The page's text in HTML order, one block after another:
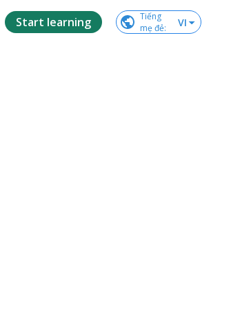
Start learning
Tiếng
mẹ đẻ: VI